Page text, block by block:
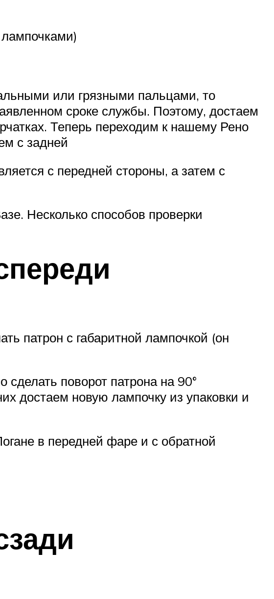
или грязными пальцами, то
сроке службы. Поэтому, достаем
Теперь переходим к нашему Рено
с задней
с передней стороны, а затем с
Несколько способов проверки
патрон с габаритной лампочкой (он
сделать поворот патрона на 90°
достаем новую лампочку из упаковки и
в передней фаре и с обратной